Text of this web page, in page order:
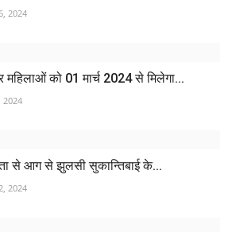
2024
महिलाओं को 01 मार्च 2024 से मिलेगा...
2024
से आग से झुलसी सुकान्तिबाई के...
2024